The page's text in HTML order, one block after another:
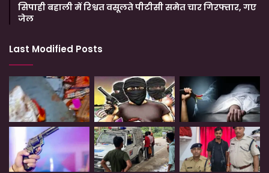
सिपाही बहाली में रिश्वत वसूलते पीटीसी समेत चार गिरफ्तार, गए
जेल
Last Modified Posts